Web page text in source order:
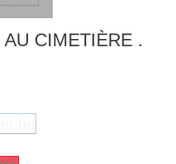
CIMETIÈRE .